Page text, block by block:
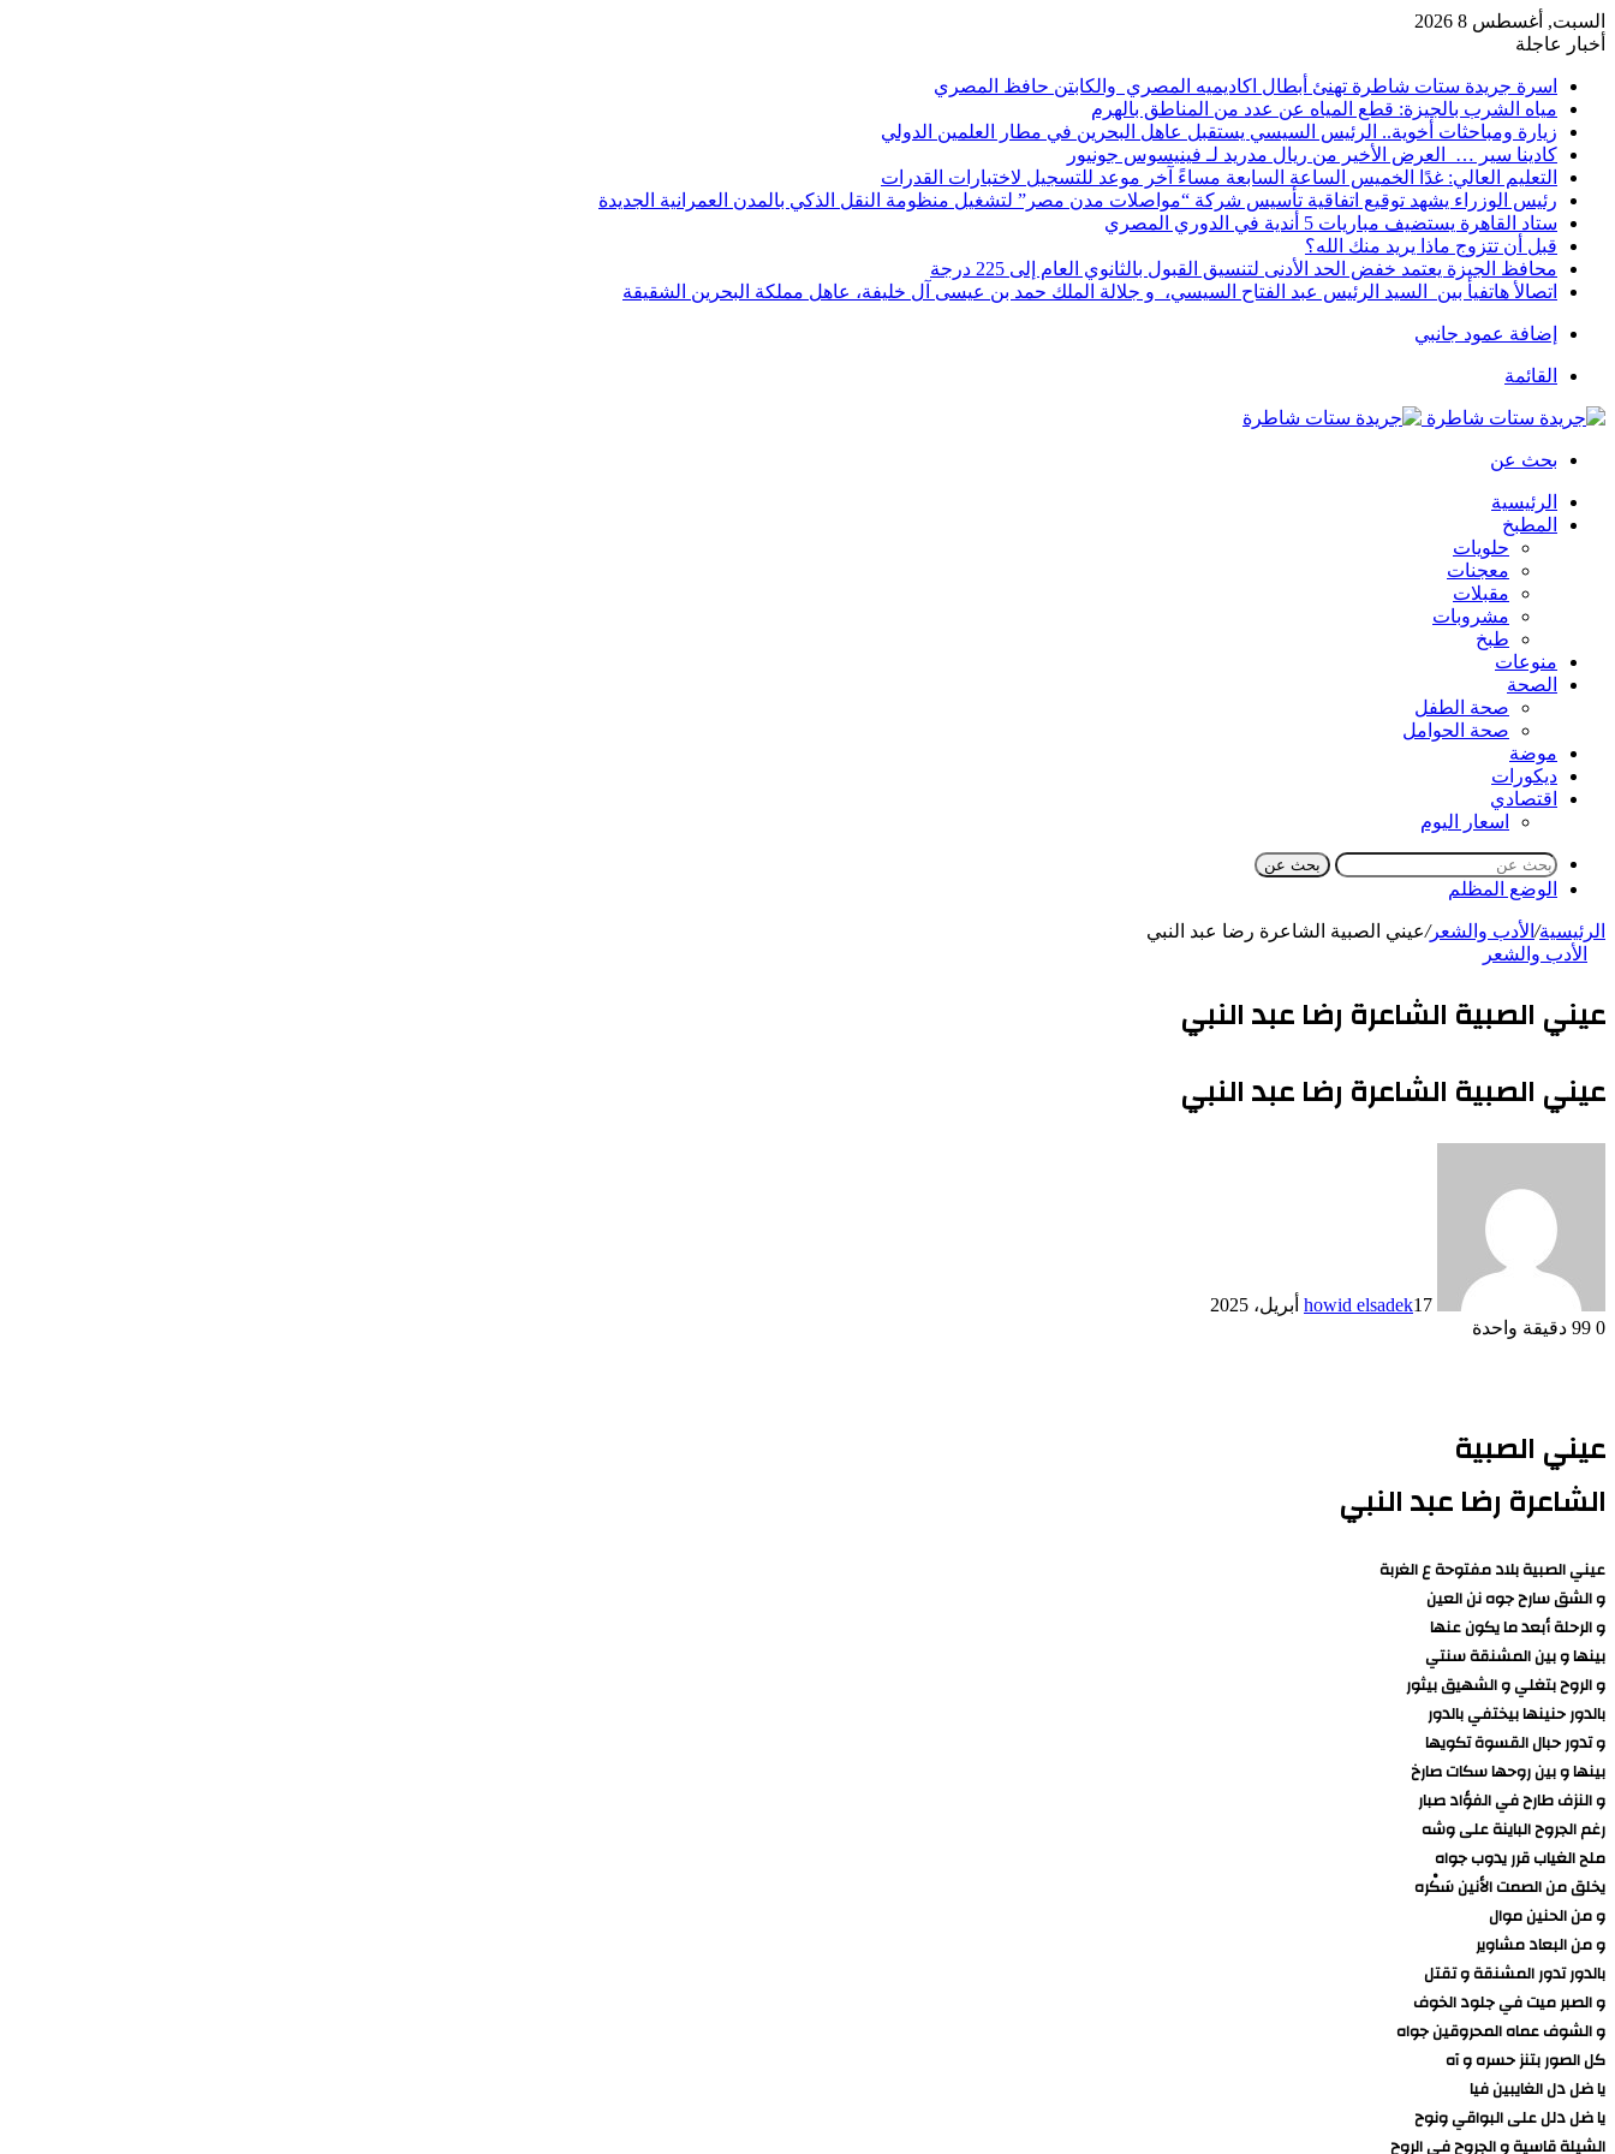
السبت, أغسطس 8 2026
أخبار عاجلة
اسرة جريدة ستات شاطرة تهنئ أبطال اكاديميه المصري والكابتن حافظ المصري
مياه الشرب بالجيزة: قطع المياه عن عدد من المناطق بالهرم
زيارة ومباحثات أخوية.. الرئيس السيسي يستقبل عاهل البحرين في مطار العلمين الدولي
كادينا سير … العرض الأخير من ريال مدريد لـ فينيسوس جونيور
التعليم العالي: غدًا الخميس الساعة السابعة مساءً آخر موعد للتسجيل لاختبارات القدرات
رئيس الوزراء يشهد توقيع اتفاقية تأسيس شركة “مواصلات مدن مصر” لتشغيل منظومة النقل الذكي بالمدن العمرانية الجديدة
ستاد القاهرة يستضيف مباريات 5 أندية في الدوري المصري
قبل أن تتزوج ماذا يريد منك الله؟
محافظ الجيزة يعتمد خفض الحد الأدنى لتنسيق القبول بالثانوي العام إلى 225 درجة
اتصالأ هاتفيأ بين السيد الرئيس عبد الفتاح السيسي، و جلالة الملك حمد بن عيسى آل خليفة، عاهل مملكة البحرين الشقيقة
إضافة عمود جانبي
القائمة
بحث عن
الرئيسية
المطبخ
حلويات
معجنات
مقبلات
مشروبات
طبخ
منوعات
الصحة
صحة الطفل
صحة الحوامل
موضة
ديكورات
اقتصادي
اسعار اليوم
بحث عن
الوضع المظلم
الرئيسية/ الأدب والشعر/عيني الصبية الشاعرة رضا عبد النبي
الأدب والشعر
عيني الصبية الشاعرة رضا عبد النبي
عيني الصبية الشاعرة رضا عبد النبي
howid elsadek17 أبريل، 2025
0
دقيقة واحدة
عيني الصبية
الشاعرة رضا عبد النبي
عيني الصبية بلاد مفتوحة ع الغربة
و الشق سارح جوه نن العين
و الرحلة أبعد ما يكون عنها
بينها و بين المشنقة سنتي
و الروح بتغلي و الشهيق بيثور
بالدور حنينها بيختفي بالدور
و تدور حبال القسوة تكويها
بينها و بين روحها سكات صارخ
و النزف طارح في الفؤاد صبار
رغم الجروح الباينة على وشه
ملح الغياب قرر يدوب جواه
يخلق من الصمت الأنين سَكْره
و من الحنين موال
و من البعاد مشاوير
بالدور تدور المشنقة و تقتل
و الصبر ميت في جلود الخوف
و الشوف عماه المحروقين جواه
كل الصور بتنز حسره و آه
يا ضل دل الغايبين فيا
يا ضل دلل على البواقي ونوح
الشيلة قاسية و الجروح في الروح